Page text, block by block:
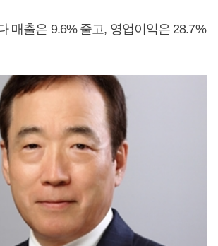
매출은 9.6% 줄고, 영업이익은 28.7%